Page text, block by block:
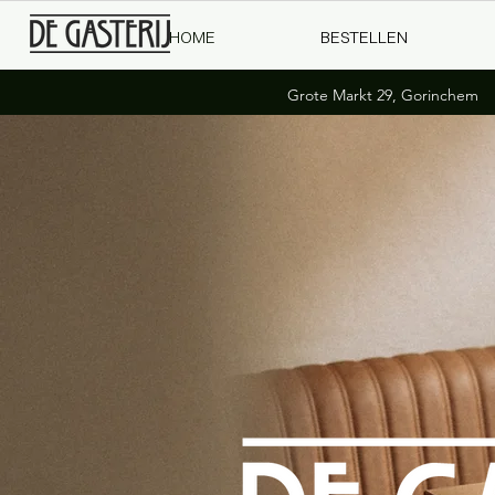
HOME BESTELLEN
Grote Markt 29, Gorinchem